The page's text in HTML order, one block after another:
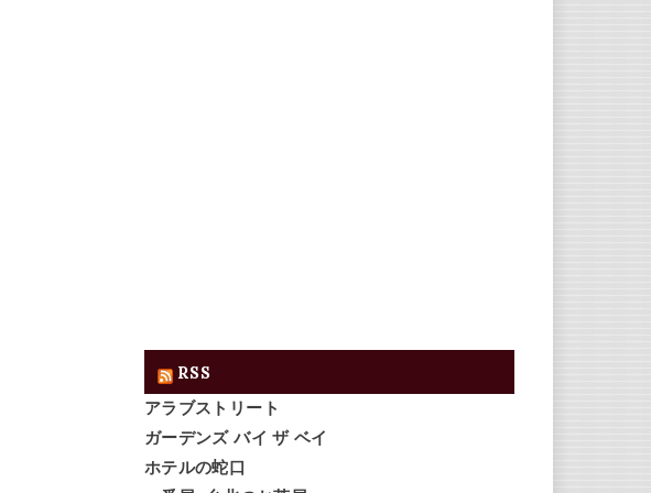
RSS
アラブストリート
ガーデンズ バイ ザ ベイ
ホテルの蛇口